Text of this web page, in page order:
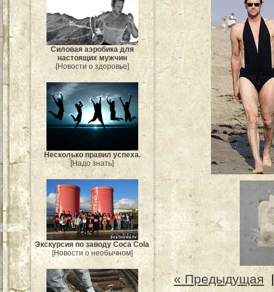
Силовая аэробика для
настоящих мужчин
[Новости о здоровье]
Несколько правил успеха.
[Надо знать]
Экскурсия по заводу Coca Cola
[Новости о необычном]
« Предыдущая